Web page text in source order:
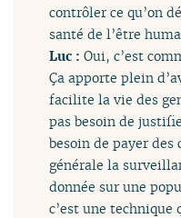
contrôler ce qu’on
santé de l’être
Luc :Oui, c’est
Ça apporte plein
facilite la vie des
pas besoin de
besoin de payer des
générale la
donnée sur une
c’est une technique